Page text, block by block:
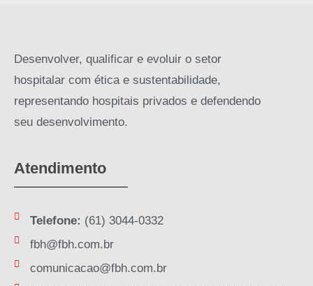
Desenvolver, qualificar e evoluir o setor
hospitalar com ética e sustentabilidade,
representando hospitais privados e defendendo
seu desenvolvimento.
Atendimento
Telefone: (61) 3044-0332
fbh@fbh.com.br
comunicacao@fbh.com.br